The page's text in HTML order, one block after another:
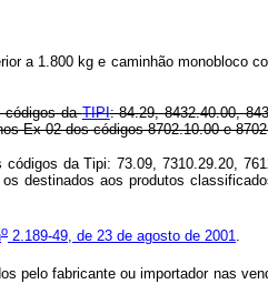
a 1.800 kg e caminhão monobloco
códigos daTIPI: 84.29, 8432.40.00,
Ex 02 dos códigos 8702.10.00 e
da Tipi: 73.09, 7310.29.20,
os destinados aos produtos
o 2.189-49, de 23 de agosto de 2001
pelo fabricante ou importador nas